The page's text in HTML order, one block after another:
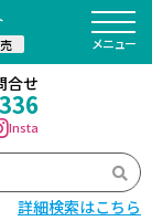
詳細検索はこちら
合せ
Insta